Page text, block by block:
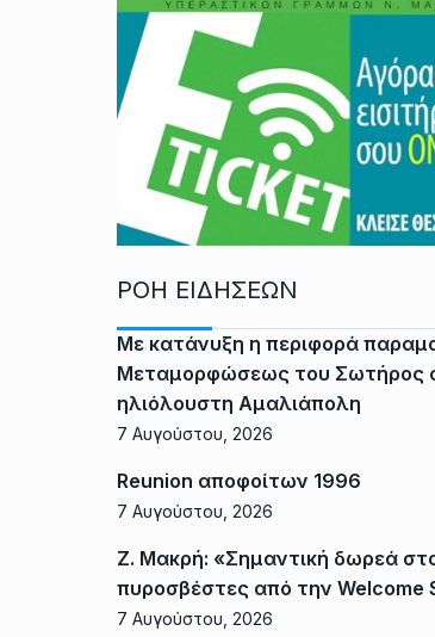
ΡΟΗ ΕΙΔΗΣΕΩΝ
Με κατάνυξη η περιφορά
Μεταμορφώσεως του Σωτήρος
ηλιόλουστη Αμαλιάπολη
7 Αυγούστου, 2026
Reunion αποφοίτων 1996
7 Αυγούστου, 2026
Ζ. Μακρή: «Σημαντική δωρεά
πυροσβέστες από την Welcome
7 Αυγούστου, 2026